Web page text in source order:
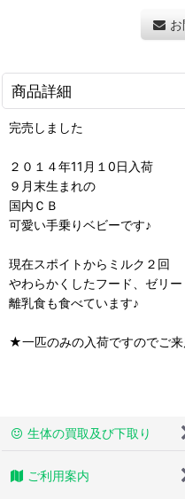
商品詳細
完売しました
２０１４年11月１0日入荷
９月末生まれの
国内ＣＢ
可愛い手乗りベビーです♪
現在スポイトからミルク２回
やわらかくしたフード、ゼリー
離乳食も食べています♪
★一匹のみの入荷ですのでご
生体の買取及び下取り
ご利用案内